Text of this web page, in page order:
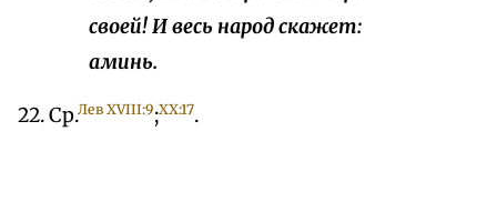
своей! И весь народ скажет:
аминь.
22. Ср.Лев XVIII:9;XX:17.